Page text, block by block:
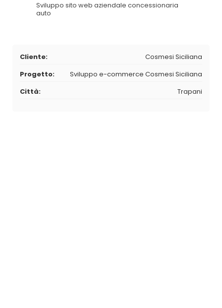
Sviluppo sito web aziendale concessionaria
auto
Cliente:
Cosmesi Siciliana
Progetto:
Sviluppo e-commerce Cosmesi Siciliana
Città:
Trapani